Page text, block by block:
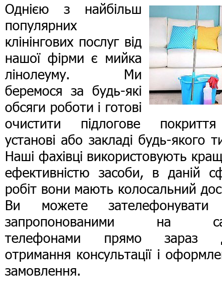
Однією з найбільш
популярних
клінінгових послуг від
нашої фірми є мийка
лінолеуму. Ми
беремося за будь-які
обсяги роботи і готові
очистити підлогове
установі або закладі будь-якого
Наші фахівці використовують
ефективністю засоби, в даній
робіт вони мають колосальний
Ви можете
запропонованими на
телефонами прямо зараз
отримання консультації і
замовлення.